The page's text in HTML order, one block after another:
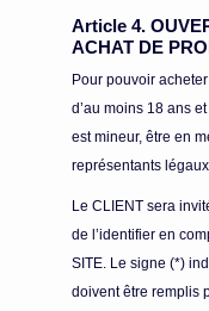
Article 4.
ACHAT DE
Pour pouvoir
d’au moins 18 ans
est mineur, être en
représentants
Le CLIENT sera
de l’identifier en
SITE. Le signe (*)
doivent être remplis